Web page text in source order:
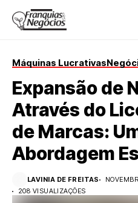
Máquinas Lucrativas
Expansão de
Através do
de Marcas:
Abordagem
LAVINIA DE FREITAS
208 VISUALIZAÇÕES